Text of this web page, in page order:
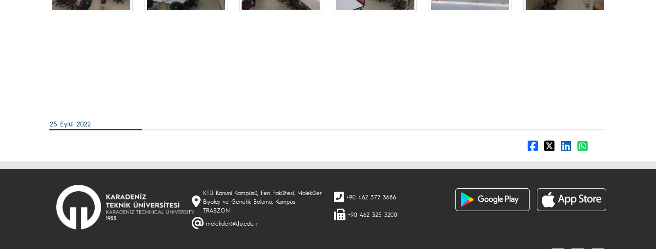
25 Eylül 2022
KTÜ Kanuni Kampüsü, Fen Fakültesi, Moleküler
Biyoloji ve Genetik Bölümü, Kampüs
TRABZON
molekuler@ktu.edu.tr
+90 462 377 3686
+90 462 325 3200